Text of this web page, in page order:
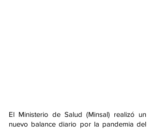
El Ministerio de Salud (Minsal) realizó un
nuevo balance diario por la pandemia del